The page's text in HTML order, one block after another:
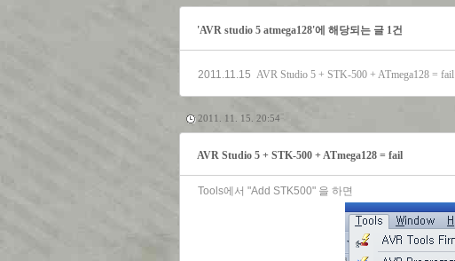
'AVR studio 5 atmega128'에 해당되는 글 1건
2011.11.15 AVR Studio 5 + STK-500 + ATmega128 = fail
2011. 11. 15. 20:54
AVR Studio 5 + STK-500 + ATmega128 = fail
Tools에서 "Add STK500" 을 하면